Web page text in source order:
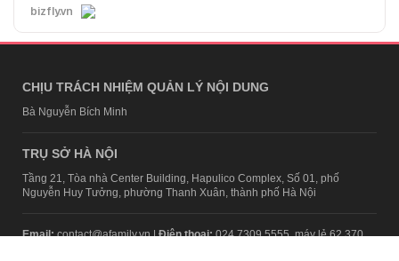
bizfly.vn
CHỊU TRÁCH NHIỆM QUẢN LÝ NỘI DUNG
Bà Nguyễn Bích Minh
TRỤ SỞ HÀ NỘI
Tầng 21, Tòa nhà Center Building, Hapulico Complex, Số 01, phố
Nguyễn Huy Tưởng, phường Thanh Xuân, thành phố Hà Nội
Email:contact@afamily.vn |Điện thoại:024 7309 5555, máy lẻ 62.370